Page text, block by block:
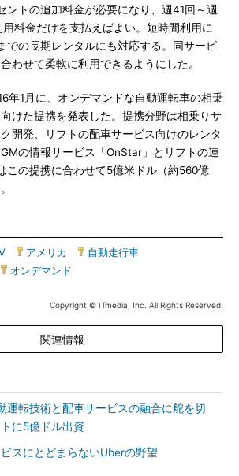
ントの追加料金が必要になり、週41回～週
料金だけを支払えばよい。短時間利用に
での長期レンタルにも対応する。同サービ
わせて柔軟に利用できるようにした。
年1月に、オンデマンドな自動運転車の相乗
けた提携を発表した。提携分野は相乗りサ
開発、リフトの配車サービス向けのレンタ
の情報サービス「OnStar」とリフトの連
この提携に合わせて5億米ドル（約560億
アメリカ 自動走行車
オンデマンド
Copyright © ITmedia, Inc. All Rights Reserved.
関連情報
運転技術と配車サービスの融合に舵を切
に5億ドル出資
スにとどまらないUberの野望